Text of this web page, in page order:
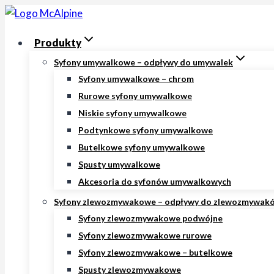
Przejdź
treści
Produkty
Syfony umywalkowe – odpływy do umywalek
Syfony umywalkowe – chrom
Rurowe syfony umywalkowe
Niskie syfony umywalkowe
Podtynkowe syfony umywalkowe
Butelkowe syfony umywalkowe
Spusty umywalkowe
Akcesoria do syfonów umywalkowych
Syfony zlewozmywakowe – odpływy do
Syfony zlewozmywakowe podwójne
Syfony zlewozmywakowe rurowe
Syfony zlewozmywakowe – butelkowe
Spusty zlewozmywakowe